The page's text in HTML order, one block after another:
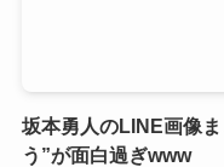
坂本勇人のLINE画像
う”が面白過ぎwww